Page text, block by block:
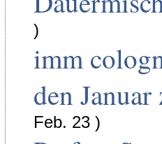
)
imm
den
Feb. 23 )